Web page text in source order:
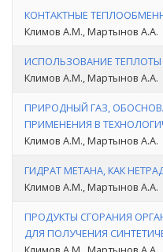
КОНТАКТНЫЕ
Климов А.М., Мартынов А.А.
ИСПОЛЬЗОВАНИЕ
Климов А.М., Мартынов А.А.
ПРИРОДНЫЙ ГАЗ,
ПРИМЕНЕНИЯ В
Климов А.М., Мартынов А.А.
ГИДРАТ МЕТАНА, КАК
Климов А.М., Мартынов А.А.
ПРОДУКТЫ СГОРАНИЯ
ДЛЯ ПОЛУЧЕНИЯ